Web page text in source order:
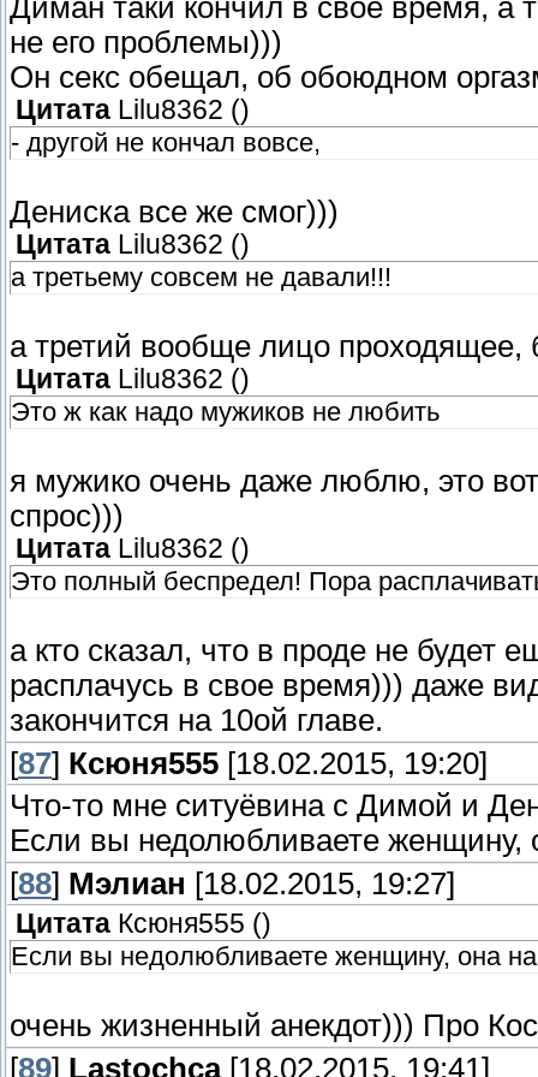
Диман таки кончил в свое время, а
не его проблемы)))
Он секс обещал, об обоюдном
Цитата Lilu8362 ()
- другой не кончал вовсе,
Дениска все же смог)))
Цитата Lilu8362 ()
а третьему совсем не давали!!!
а третий вообще лицо проходящее,
Цитата Lilu8362 ()
Это ж как надо мужиков не любить
я мужико очень даже люблю, это
спрос)))
Цитата Lilu8362 ()
Это полный беспредел! Пора
а кто сказал, что в проде не будет
расплачусь в свое время))) даже
закончится на 10ой главе.
[87] Ксюня555 [18.02.2015, 19:20]
Что-то мне ситуёвина с Димой и
Если вы недолюбливаете женщину,
[88] Мэлиан [18.02.2015, 19:27]
Цитата Ксюня555 ()
Если вы недолюбливаете женщину, она
очень жизненный анекдот))) Про
[89] Lastochca[18.02.2015, 19:41]